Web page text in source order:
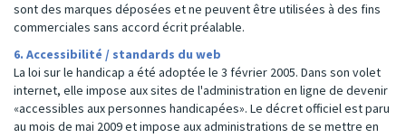
sont des marques déposées et ne peuvent être utilisées à des fins
commerciales sans accord écrit préalable.
6. Accessibilité / standards du web
La loi sur le handicap a été adoptée le 3 février 2005. Dans son volet
internet, elle impose aux sites de l'administration en ligne de devenir
«accessibles aux personnes handicapées». Le décret officiel est paru
au mois de mai 2009 et impose aux administrations de se mettre en